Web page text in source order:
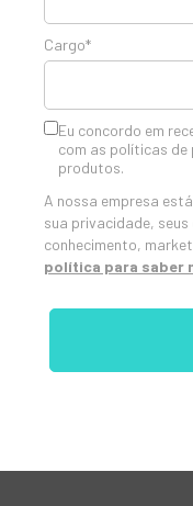
Cargo*
Eu concordo em
com as políticas de
produtos.
A nossa empresa
sua privacidade,
conhecimento,
política para saber